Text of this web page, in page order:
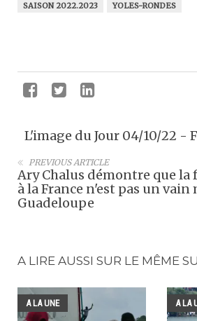
SAISON 2022.2023
YOLES-RONDES
L'image du Jour 04/10/22 -
PREVIOUS ARTICLE
Ary Chalus démontre que la
à la France n'est pas un vain
Guadeloupe
A LIRE AUSSI SUR LE MÊME
A LA UNE A LA